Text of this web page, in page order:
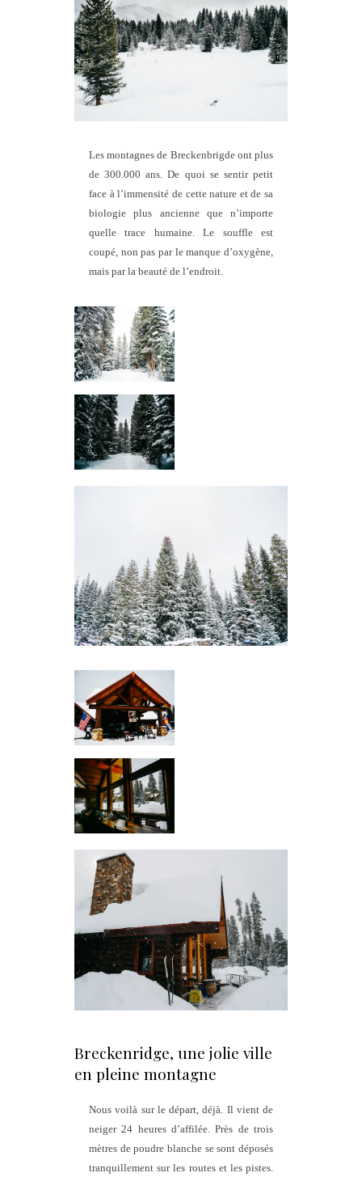
Les montagnes de Breckenbrigde ont plus
de 300.000 ans. De quoi se sentir petit
face à l’immensité de cette nature et de sa
biologie plus ancienne que n’importe
quelle trace humaine. Le souffle est
coupé, non pas par le manque d’oxygène,
mais par la beauté de l’endroit.
Breckenridge, une jolie ville
en pleine montagne
Nous voilà sur le départ, déjà. Il vient de
neiger 24 heures d’affilée. Près de trois
mètres de poudre blanche se sont déposés
tranquillement sur les routes et les pistes.